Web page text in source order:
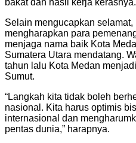
Selain mengucapkan selamat,
mengharapkan para
menjaga nama baik Kota
Sumatera Utara mendatang.
tahun lalu Kota Medan
Sumut.
“Langkah kita tidak boleh
nasional. Kita harus optimis
internasional dan
pentas dunia,” harapnya.